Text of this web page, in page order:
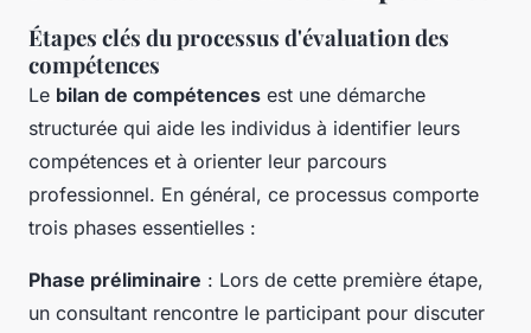
Étapes clés du processus d'évaluation des
compétences
Le bilan de compétences est une démarche
structurée qui aide les individus à identifier leurs
compétences et à orienter leur parcours
professionnel. En général, ce processus comporte
trois phases essentielles :
Phase préliminaire : Lors de cette première étape,
un consultant rencontre le participant pour discuter